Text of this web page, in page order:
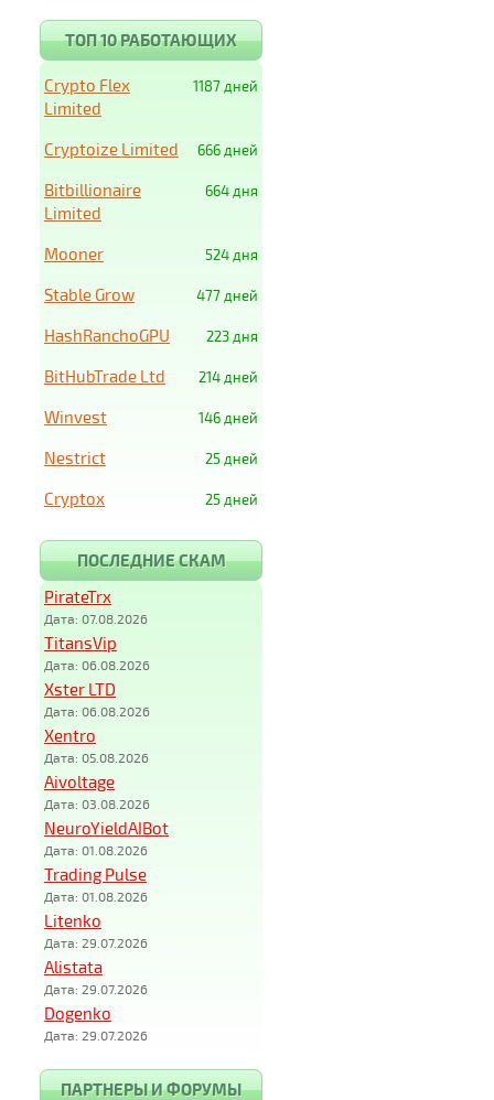
ТОП 10 РАБОТАЮЩИХ
1187 дней
Crypto Flex
Limited
666 дней
Cryptoize Limited
664 дня
Bitbillionaire
Limited
524 дня
Mooner
477 дней
Stable Grow
223 дня
HashRanchoGPU
214 дней
BitHubTrade Ltd
146 дней
Winvest
25 дней
Nestrict
25 дней
Cryptox
ПОСЛЕДНИЕ СКАМ
PirateTrx
Дата: 07.08.2026
TitansVip
Дата: 06.08.2026
Xster LTD
Дата: 06.08.2026
Xentro
Дата: 05.08.2026
Aivoltage
Дата: 03.08.2026
NeuroYieldAIBot
Дата: 01.08.2026
Trading Pulse
Дата: 01.08.2026
Litenko
Дата: 29.07.2026
Alistata
Дата: 29.07.2026
Dogenko
Дата: 29.07.2026
ПАРТНЕРЫ И ФОРУМЫ